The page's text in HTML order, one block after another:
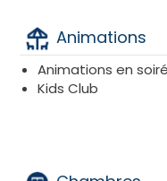
L’atmosphère y est
ressourcer et
votre bien-être,
Animations
Animations en
Kids Club